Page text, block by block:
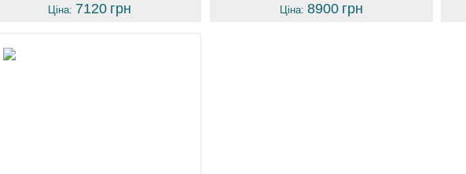
Ціна: 7120 грн
Ціна: 8900 грн